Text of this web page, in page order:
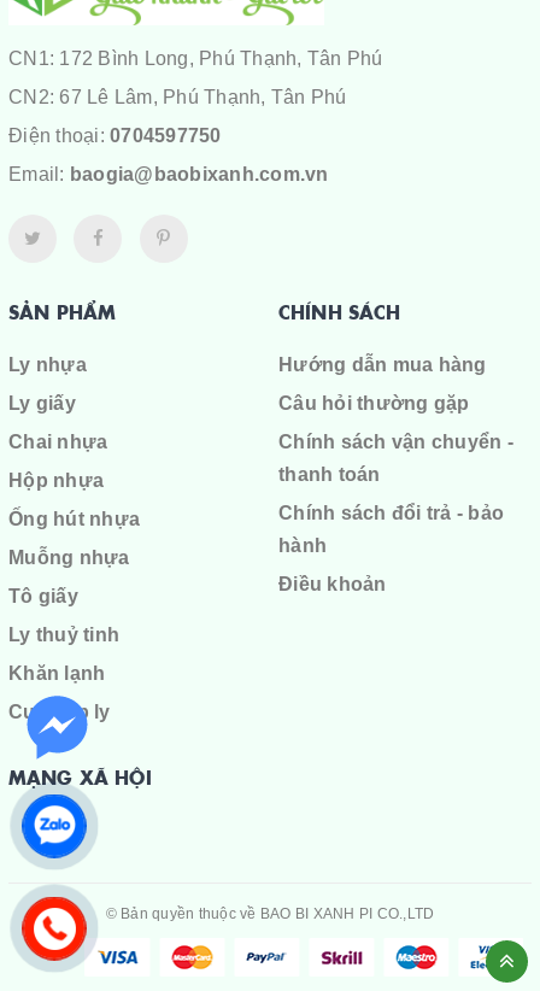
CN1: 172 Bình Long, Phú Thạnh, Tân Phú
CN2: 67 Lê Lâm, Phú Thạnh, Tân Phú
Điện thoại: 0704597750
Email: baogia@baobixanh.com.vn
SẢN PHẨM
Ly nhựa
Ly giấy
Chai nhựa
Hộp nhựa
Ống hút nhựa
Muỗng nhựa
Tô giấy
Ly thuỷ tinh
Khăn lạnh
Cuộn ép ly
CHÍNH SÁCH
Hướng dẫn mua hàng
Câu hỏi thường gặp
Chính sách vận chuyển -
thanh toán
Chính sách đổi trả - bảo
hành
Điều khoản
MẠNG XÃ HỘI
© Bản quyền thuộc về BAO BI XANH PI CO.,LTD